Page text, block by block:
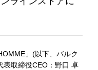
」(以下、バルク
表取締役CEO：野口 卓